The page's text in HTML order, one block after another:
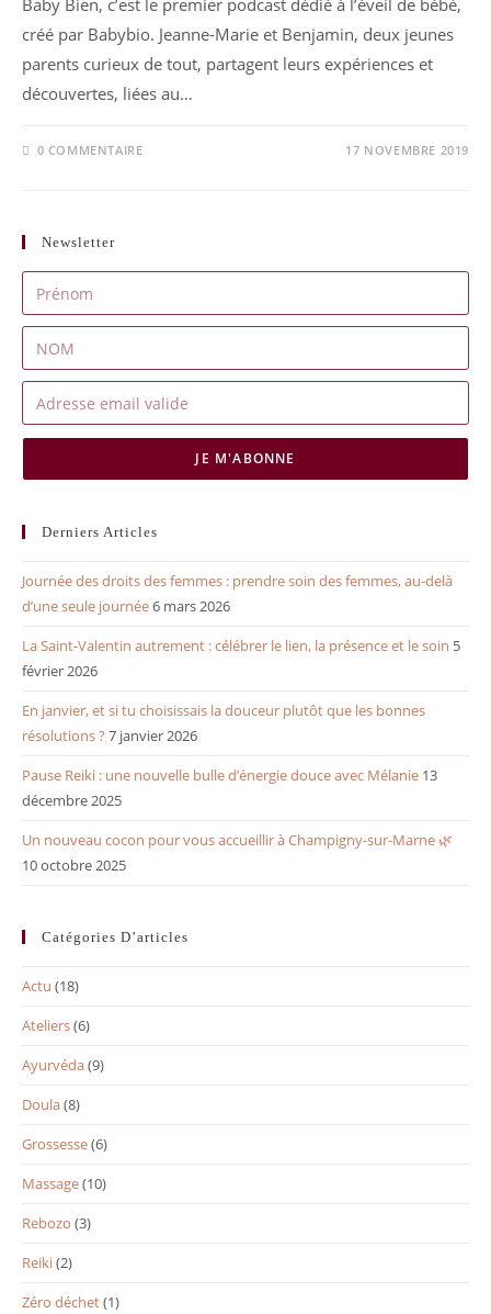
Baby Bien, c’est le premier podcast dédié à l’éveil de bébé,
créé par Babybio. Jeanne-Marie et Benjamin, deux jeunes
parents curieux de tout, partagent leurs expériences et
découvertes, liées au…
0 COMMENTAIRE 17 NOVEMBRE 2019
Newsletter
JE M'ABONNE
Derniers Articles
Journée des droits des femmes : prendre soin des femmes, au-delà
d’une seule journée6 mars 2026
La Saint-Valentin autrement : célébrer le lien, la présence et le soin 5
février 2026
En janvier, et si tu choisissais la douceur plutôt que les bonnes
résolutions ? 7 janvier 2026
Pause Reiki : une nouvelle bulle d’énergie douce avec Mélanie 13
décembre 2025
Un nouveau cocon pour vous accueillir à Champigny-sur-Marne 🌿
10 octobre 2025
Catégories D’articles
Actu (18)
Ateliers(6)
Ayurvéda(9)
Doula(8)
Grossesse(6)
Massage(10)
Rebozo (3)
Reiki(2)
Zéro déchet(1)